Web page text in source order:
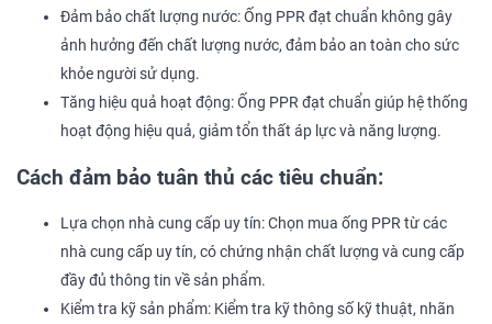
Đảm bảo chất lượng nước: Ống PPR đạt chuẩn không gây
ảnh hưởng đến chất lượng nước, đảm bảo an toàn cho sức
khỏe người sử dụng.
Tăng hiệu quả hoạt động: Ống PPR đạt chuẩn giúp hệ thống
hoạt động hiệu quả, giảm tổn thất áp lực và năng lượng.
Cách đảm bảo tuân thủ các tiêu chuẩn:
Lựa chọn nhà cung cấp uy tín: Chọn mua ống PPR từ các
nhà cung cấp uy tín, có chứng nhận chất lượng và cung cấp
đầy đủ thông tin về sản phẩm.
Kiểm tra kỹ sản phẩm: Kiểm tra kỹ thông số kỹ thuật, nhãn